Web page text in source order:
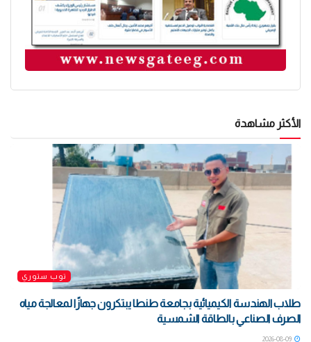
الأكثر مشاهدة
توب ستوري
طلاب الهندسة الكيميائية بجامعة طنطا يبتكرون جهازًا لمعالجة مياه
الصرف الصناعي بالطاقة الشمسية